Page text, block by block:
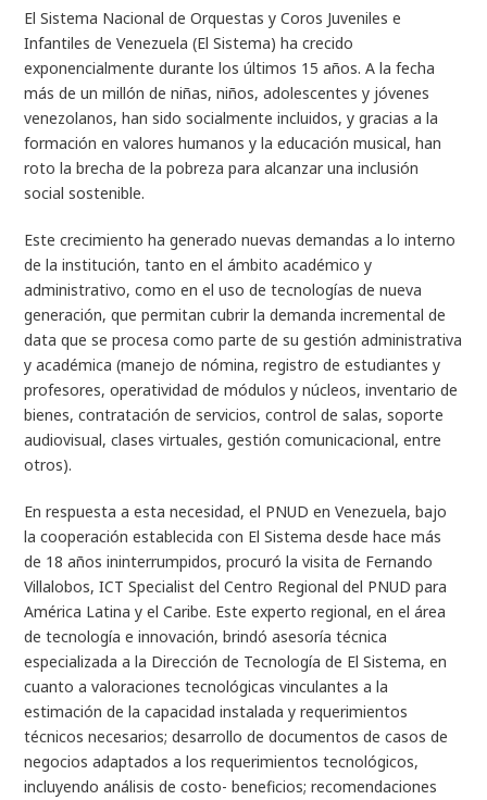
El Sistema Nacional de Orquestas y Coros Juveniles e
Infantiles de Venezuela (El Sistema) ha crecido
exponencialmente durante los últimos 15 años. A la fecha
más de un millón de niñas, niños, adolescentes y jóvenes
venezolanos, han sido socialmente incluidos, y gracias a la
formación en valores humanos y la educación musical, han
roto la brecha de la pobreza para alcanzar una inclusión
social sostenible.
Este crecimiento ha generado nuevas demandas a lo interno
de la institución, tanto en el ámbito académico y
administrativo, como en el uso de tecnologías de nueva
generación, que permitan cubrir la demanda incremental de
data que se procesa como parte de su gestión administrativa
y académica (manejo de nómina, registro de estudiantes y
profesores, operatividad de módulos y núcleos, inventario de
bienes, contratación de servicios, control de salas, soporte
audiovisual, clases virtuales, gestión comunicacional, entre
otros).
En respuesta a esta necesidad, el PNUD en Venezuela, bajo
la cooperación establecida con El Sistema desde hace más
de 18 años ininterrumpidos,procuró la visita de Fernando
Villalobos,ICT Specialist del Centro Regional del PNUD para
América Latina y el Caribe. Este experto regional, en el área
de tecnología e innovación, brindó asesoría técnica
especializada a la Dirección de Tecnología de El Sistema, en
cuanto a valoraciones tecnológicas vinculantes a la
estimación de la capacidad instalada y requerimientos
técnicos necesarios; desarrollo de documentos de casos de
negocios adaptados a los requerimientos tecnológicos,
incluyendo análisis de costo- beneficios; recomendaciones